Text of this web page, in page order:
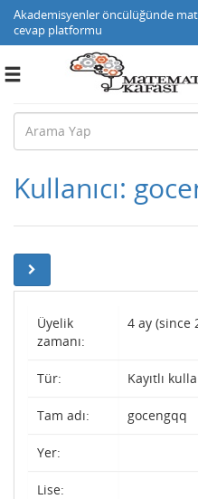
Akademisyenler öncülüğünde
cevap platformu
Toggle
Kullanıcı:
Üyelik
zamanı:
4 ay (since
Tür: Kayıtlı
Tam adı: gocengqq
Yer:
Lise: